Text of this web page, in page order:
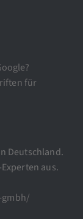
für
Deutschland.
aus.